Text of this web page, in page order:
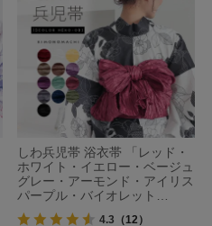
しわ兵児帯 浴衣帯 「レッド・
ホワイト・イエロー・ベージュ
グレー・アーモンド・アイリス
パープル・バイオレット…
4.3 （12）